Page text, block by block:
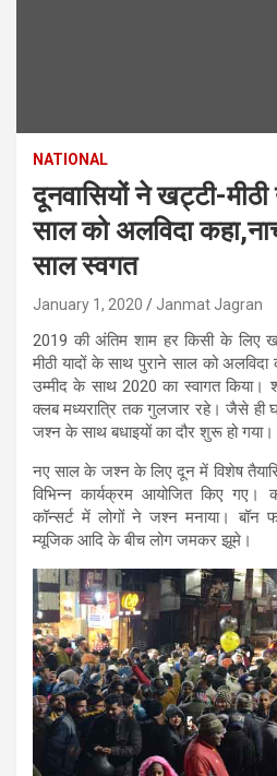
NATIONAL
दूनवासियों ने खट्टी-
साल को अलविदा
साल स्वगत
January 1, 2020 Janmat Jagran
2019 की अंतिम शाम हर किसी के लिए
मीठी यादों के साथ पुराने साल को
उम्मीद के साथ 2020 का स्वागत किया।
क्लब मध्यरात्रि तक गुलजार रहे। जैसे ही
जश्न के साथ बधाइयों का दौर शुरू हो गया।
नए साल के जश्न के लिए दून में विशेष
विभिन्न कार्यक्रम आयोजित किए गए।
कॉन्सर्ट में लोगों ने जश्न मनाया। बॉन
म्यूजिक आदि के बीच लोग जमकर झूमे।